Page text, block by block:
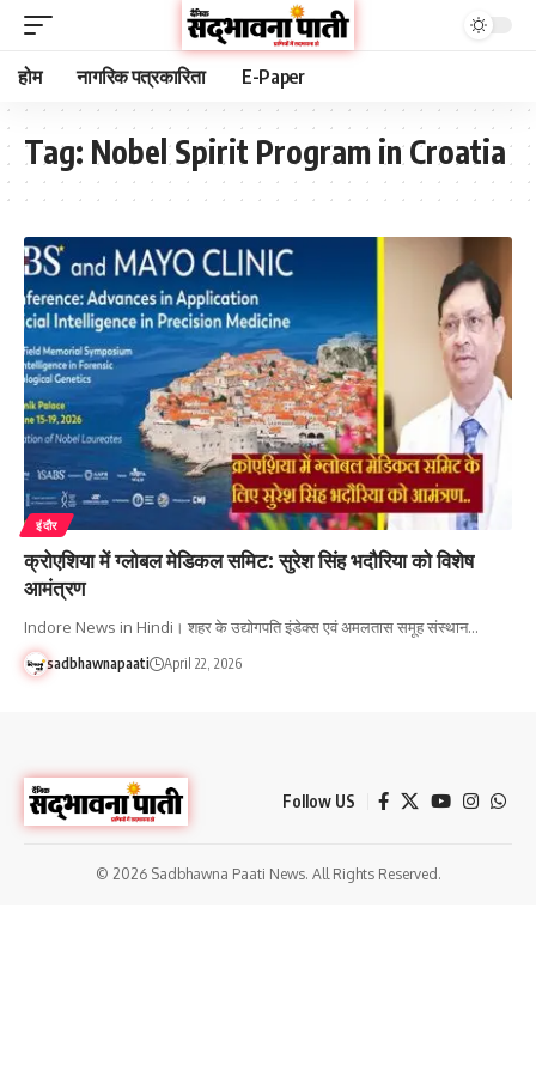
होम नागरिक पत्रकारिता E-Paper
Tag: Nobel Spirit Program in Croatia
इंदौर
क्रोएशिया में ग्लोबल मेडिकल समिट: सुरेश सिंह भदौरिया को विशेष
आमंत्रण
Indore News in Hindi। शहर के उद्योगपति इंडेक्स एवं अमलतास समूह संस्थान…
sadbhawnapaati April 22, 2026
Follow US
© 2026 Sadbhawna Paati News. All Rights Reserved.